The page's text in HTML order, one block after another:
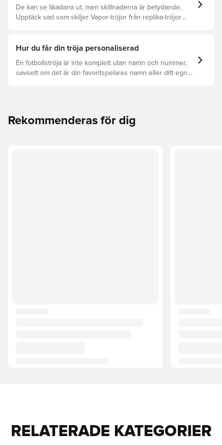
De kan se likadana ut, men skillnaderna är betydande.
Upptäck vad som skiljer Vapor-tröjor från replika-tröjor
Hur du får din tröja personaliserad
En fotbollströja är inte komplett utan namn och nummer,
oavsett om det är din favoritspelares namn eller ditt egna.
Rekommenderas för dig
RELATERADE KATEGORIER